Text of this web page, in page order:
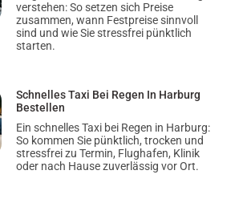
verstehen: So setzen sich Preise
zusammen, wann Festpreise sinnvoll
sind und wie Sie stressfrei pünktlich
starten.
Schnelles Taxi Bei Regen In Harburg
Bestellen
Ein schnelles Taxi bei Regen in Harburg:
So kommen Sie pünktlich, trocken und
stressfrei zu Termin, Flughafen, Klinik
oder nach Hause zuverlässig vor Ort.